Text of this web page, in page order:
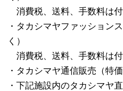
消費税、送料、手数料は付
・タカシマヤファッション
く）
消費税、送料、手数料は付
・タカシマヤ通信販売（特
・下記施設内のタカシマヤ